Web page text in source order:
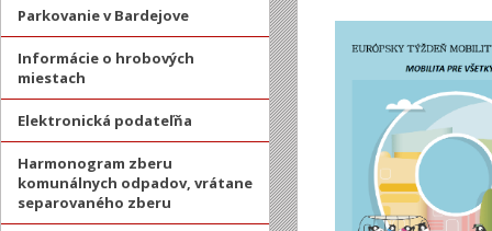
Parkovanie v Bardejove
Informácie o hrobových
miestach
Elektronická podateľňa
Harmonogram zberu
komunálnych odpadov, vrátane
separovaného zberu